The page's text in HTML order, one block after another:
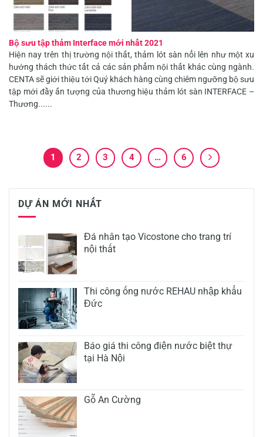
Bộ sưu tập thảm Interface mới nhất 2021
Hiện nay trên thị trường nội thất, thảm lót sàn nổi lên như một xu
hướng thách thức tất cả các sản phẩm nội thất khác cùng ngành.
CENTA sẽ giới thiệu tới Quý khách hàng cùng chiêm ngưỡng bộ sưu
tập mới đầy ấn tượng của thương hiệu thảm lót sàn INTERFACE –
Thương......
1 2 3 4 … 6
DỰ ÁN MỚI NHẤT
Đá nhân tạo Vicostone cho trang trí
nội thất
Thi công ống nước REHAU nhập khẩu
Đức
Báo giá thi công điện nước biệt thự
tại Hà Nội
Gỗ An Cường